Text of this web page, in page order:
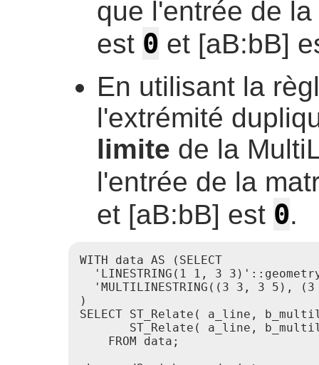
que l'entrée de
est 0 et [aB:bB]
En utilisant la
l'extrémité
limite de la
l'entrée de la
et [aB:bB] est 0.
WITH data AS (SELECT
'LINESTRING(1 1, 3
'MULTILINESTRING((3 3, 3 5),
)
SELECT ST_Relate( a_line,
ST_Relate( a_line,
    FROM data;